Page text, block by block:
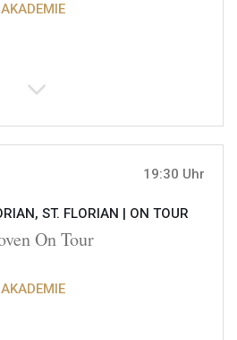
19:30 Uhr
ST. FLORIAN | ON TOUR
On Tour